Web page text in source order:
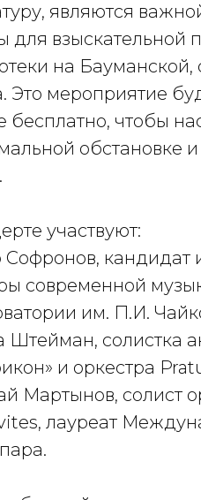
являются
для взыскательной
на
Это мероприятие
бесплатно, чтобы
обстановке и
участвуют:
кандидат
современной
им. П.И.
Штейман, солистка
и оркестра
Мартынов, солист
лауреат